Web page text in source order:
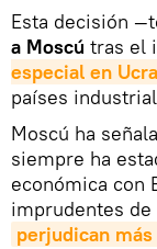
Esta decisión
a Moscú tras el
especial en
países
Moscú ha
siempre ha
económica con
imprudentes de
perjudican